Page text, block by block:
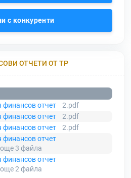
с конкуренти
ОТЧЕТИ ОТ ТР
финансов отчет
2.pdf
финансов отчет
2.pdf
финансов отчет
2.pdf
финансов отчет
3 файла
финансов отчет
2файла